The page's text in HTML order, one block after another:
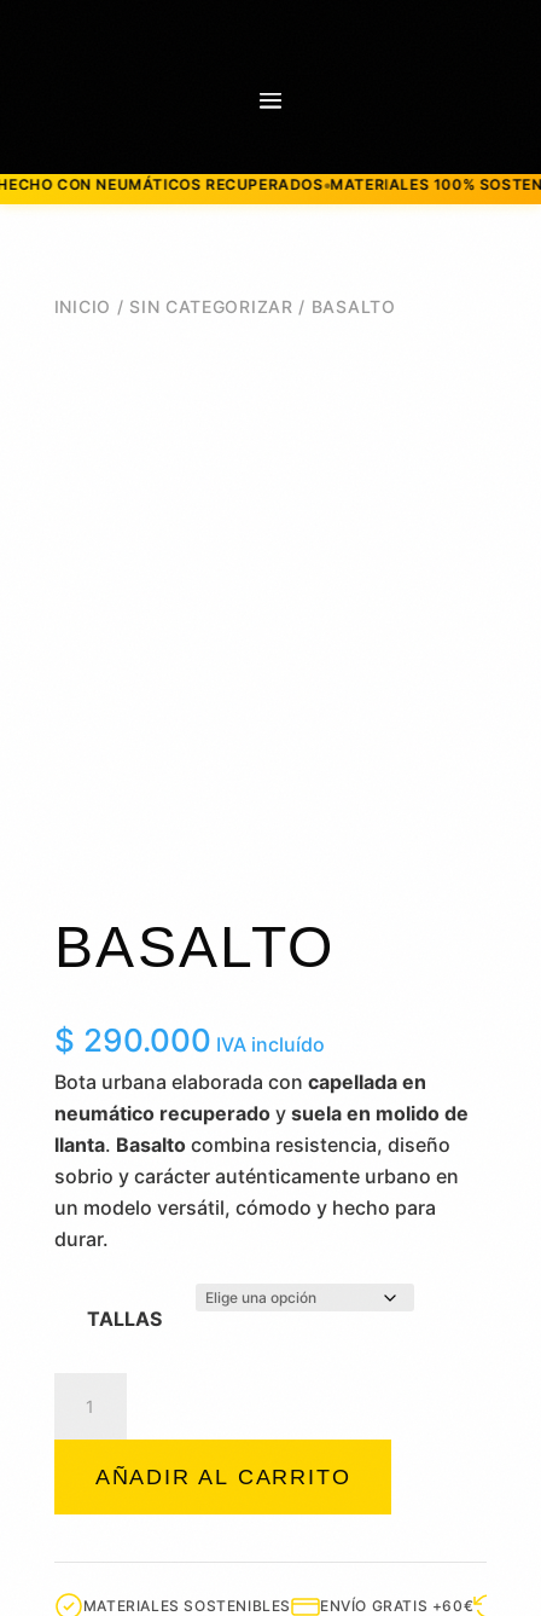
NEUMÁTICOS RECUPERADOS●MATERIALES 100% SOSTENIBLES●
INICIO / SIN CATEGORIZAR / BASALTO
BASALTO
$ 290.000 IVA incluído
Bota urbana elaborada con capellada en
neumático recuperadoy suela en molido de
llanta. Basaltocombina resistencia, diseño
sobrio y carácter auténticamente urbano en
un modelo versátil, cómodo y hecho para
durar.
TALLAS
cantidad
AÑADIR AL CARRITO
MATERIALES SOSTENIBLES ENVÍO GRATIS +60€